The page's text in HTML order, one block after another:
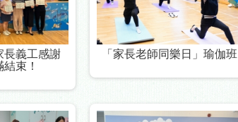
長義工感謝
束！
「家長老師同樂日」瑜伽班